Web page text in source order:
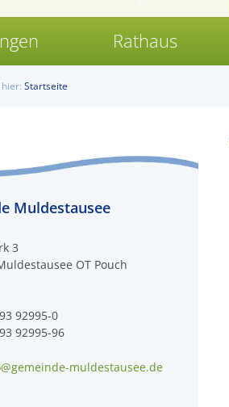
Rathaus
Startseite
Muldestausee
3
OT Pouch
92995-0
92995-96
muldestausee.de